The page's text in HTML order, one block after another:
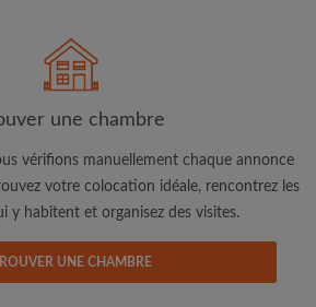
accepte les Conditions d'utilisation
une chambre
vérifions manuellement chaque annonce
votre colocation idéale, rencontrez les
y habitent et organisez des visites.
UNE CHAMBRE